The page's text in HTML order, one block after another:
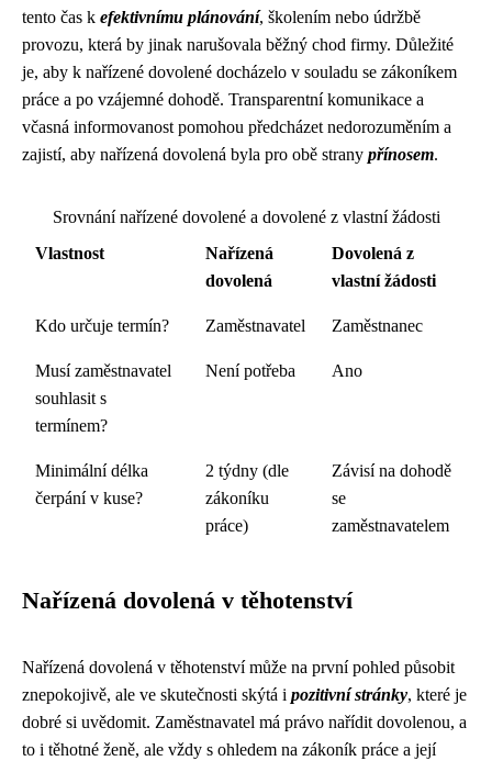
tento čas k efektivnímu plánování, školením nebo údržbě
provozu, která by jinak narušovala běžný chod firmy. Důležité
je, aby k nařízené dovolené docházelo v souladu se zákoníkem
práce a po vzájemné dohodě. Transparentní komunikace a
včasná informovanost pomohou předcházet nedorozuměním a
zajistí, aby nařízená dovolená byla pro obě strany přínosem.
Srovnání nařízené dovolené a dovolené z vlastní žádosti
Vlastnost
Nařízená
dovolená
Dovolená z
vlastní žádosti
Kdo určuje termín? Zaměstnavatel Zaměstnanec
Musí zaměstnavatel
souhlasit s
termínem?
Není potřeba Ano
Minimální délka
čerpání v kuse?
2 týdny (dle
zákoníku
práce)
Závisí na dohodě
se
zaměstnavatelem
Nařízená dovolená v těhotenství
Nařízená dovolená v těhotenství může na první pohled působit
znepokojivě, ale ve skutečnosti skýtá i pozitivní stránky, které je
dobré si uvědomit. Zaměstnavatel má právo nařídit dovolenou, a
to i těhotné ženě, ale vždy s ohledem na zákoník práce a její